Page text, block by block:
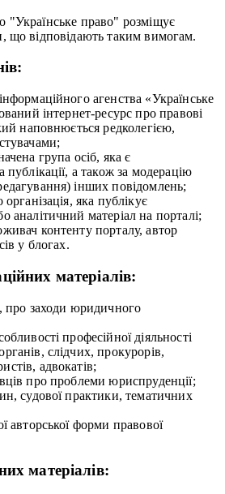
"Українське право" розміщує
що відповідають таким вимогам.
агенства «Українське
інтернет-ресурс про правові
наповнюється редколегією,
група осіб, яка є
публікації, а також за модерацію
інших повідомлень;
яка публікує
аналітичний матеріал на порталі;
контенту порталу, автор
у блогах.
матеріалів:
про заходи юридичного
професійної діяльності
слідчих, прокурорів,
адвокатів;
про проблеми юриспруденції;
судової практики, тематичних
авторської форми правової
матеріалів: